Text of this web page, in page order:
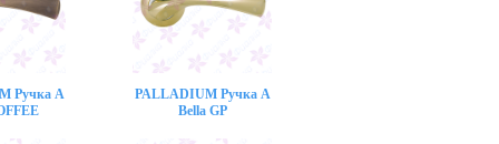
Ручка A
PALLADIUM Ручка A
Bella GP